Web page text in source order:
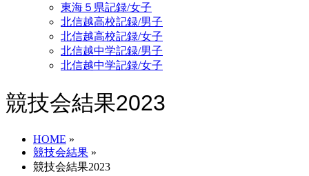
東海５県記録/女子
北信越高校記録/男子
北信越高校記録/女子
北信越中学記録/男子
北信越中学記録/女子
競技会結果2023
HOME »
競技会結果 »
競技会結果2023